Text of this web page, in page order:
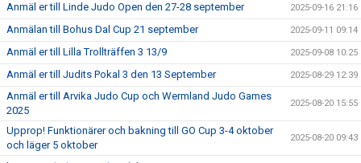
Anmäl er till Linde Judo Open den 27-28 september 2025-09-16 21:16
Anmälan till Bohus Dal Cup 21 september 2025-09-11 09:14
Anmäl er till Lilla Trollträffen 3 13/9 2025-09-08 10:25
Anmäl er till Judits Pokal 3 den 13 September 2025-08-29 12:39
Anmäl er till Arvika Judo Cup och Wermland Judo Games
2025
2025-08-20 15:55
Upprop! Funktionärer och bakning till GO Cup 3-4 oktober
och läger 5 oktober
2025-08-20 09:43